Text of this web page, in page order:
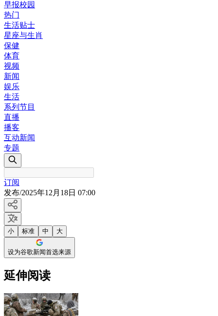
早报校园
热门
生活贴士
星座与生肖
保健
体育
视频
新闻
娱乐
生活
系列节目
直播
播客
互动新闻
专题
订阅
发布/2025年12月18日 07:00
小 标准 中 大
设为谷歌新闻首选来源
延伸阅读